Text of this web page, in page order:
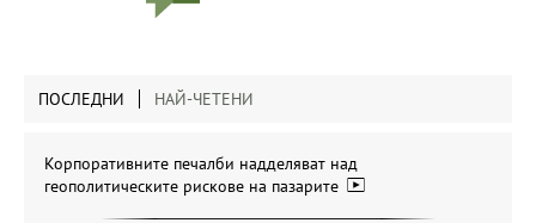
ПОСЛЕДНИ НАЙ-ЧЕТЕНИ
Корпоративните печалби надделяват над
геополитическите рискове на пазарите